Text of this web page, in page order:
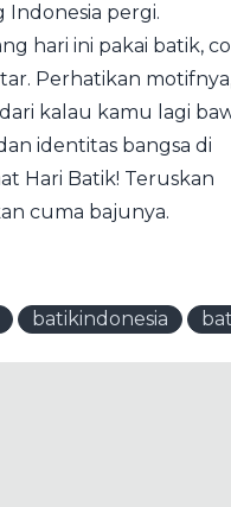
Indonesia pergi.
hari ini pakai batik,
Perhatikan
kalau kamu lagi
identitas bangsa di
Hari Batik! Teruskan
cuma bajunya.
batikindonesia